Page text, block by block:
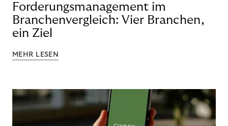
Forderungsmanagement im
Branchenvergleich: Vier Branchen,
ein Ziel
MEHR LESEN